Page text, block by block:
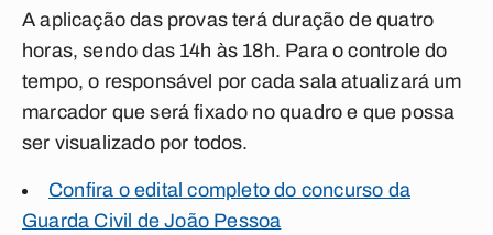
A aplicação das provas terá duração de quatro
horas, sendo das 14h às 18h. Para o controle do
tempo, o responsável por cada sala atualizará um
marcador que será fixado no quadro e que possa
ser visualizado por todos.
Confira o edital completo do concurso da
Guarda Civil de João Pessoa